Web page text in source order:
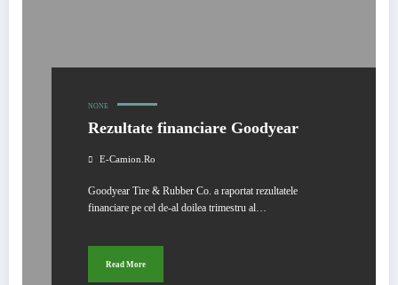
NONE
Rezultate financiare Goodyear
E-Camion.ro
Goodyear Tire & Rubber Co. a raportat rezultatele
financiare pe cel de-al doilea trimestru al…
Read More